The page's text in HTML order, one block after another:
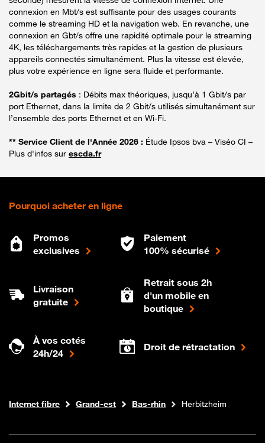
connexion en Mbt/s est suffisante pour des usages courants
comme le streaming HD et la navigation web. En revanche, une
connexion en Gbt/s offre une rapidité optimale pour le streaming
4K, les téléchargements très rapides et la gestion de plusieurs
appareils connectés simultanément. Plus la vitesse est élevée,
plus votre expérience en ligne sera fluide et performante.
2Gbit/s partagés : Débits max théoriques, jusqu’à 1 Gbit/s par
port Ethernet, dans la limite de 2 Gbit/s utilisés simultanément sur
l’ensemble des ports Ethernet et en Wi-Fi.
** Service Client de l'Année 2026 : Étude Ipsos bva – Viséo CI –
Plus d'infos sur escda.fr
Pourquoi acheter en ligne
Promos
exclusives
Paiement
100% sécurisé
Livraison
gratuite
Retrait sous 2h
d'un mobile en
boutique
À vos cotés
24h/24
Droit de rétractation
Boutique Orange
Internet fibre Grand-est Bas-rhin Herbitzheim